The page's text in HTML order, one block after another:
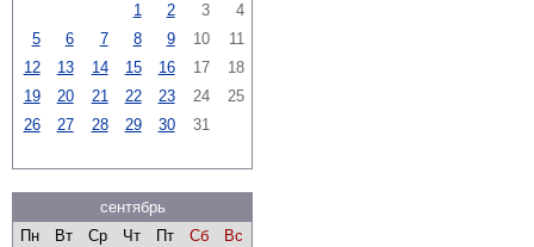
1
2 3
4
5
6 7 8 9 10
11
12
13 14 15 16 17
18
19
20 21 22 23 24
25
26
27 28 29 30 31
сентябрь
Пн
Вт Ср Чт Пт Сб
Вс